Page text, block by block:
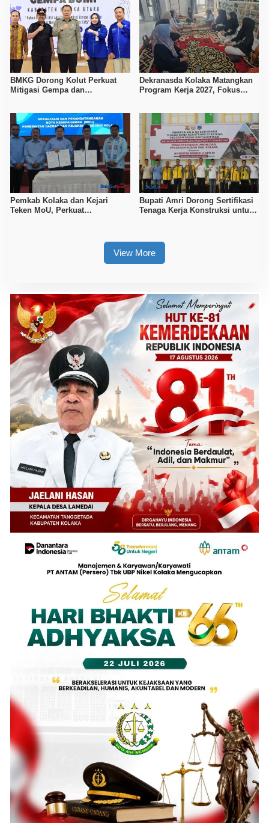
BMKG Dorong Kolut Perkuat
Mitigasi Gempa dan
Dekranasda Kolaka Matangkan
Program Kerja 2027, Fokus
Pemkab Kolaka dan Kejari
Teken MoU, Perkuat
Bupati Amri Dorong Sertifikasi
Tenaga Kerja Konstruksi untuk
View More